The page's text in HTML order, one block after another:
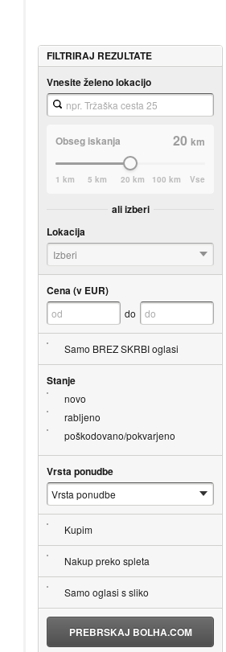
FILTRIRAJ REZULTATE
Vnesite želeno lokacijo
Obseg iskanja 20km
1 km 5 km 20 km 100 km Vse
ali izberi
Lokacija
Izberi
Cena (v EUR)
do
Samo BREZ SKRBI oglasi
Stanje
novo
rabljeno
poškodovano/pokvarjeno
Vrsta ponudbe
Kupim
Nakup preko spleta
Samo oglasi s sliko
PREBRSKAJ BOLHA.COM